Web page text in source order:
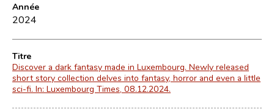
Année
2024
Titre
Discover a dark fantasy made in Luxembourg. Newly released
short story collection delves into fantasy, horror and even a little
sci-fi. In: Luxembourg Times, 08.12.2024.